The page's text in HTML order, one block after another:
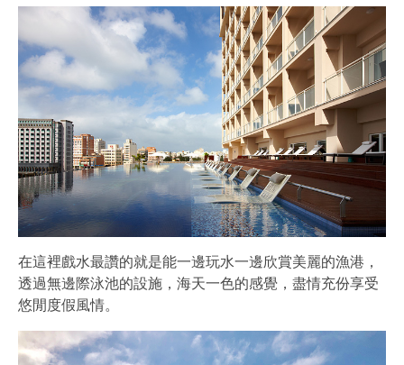
在這裡戲水最讚的就是能一邊玩水一邊欣賞美麗的漁港，
透過無邊際泳池的設施，海天一色的感覺，盡情充份享受
悠閒度假風情。